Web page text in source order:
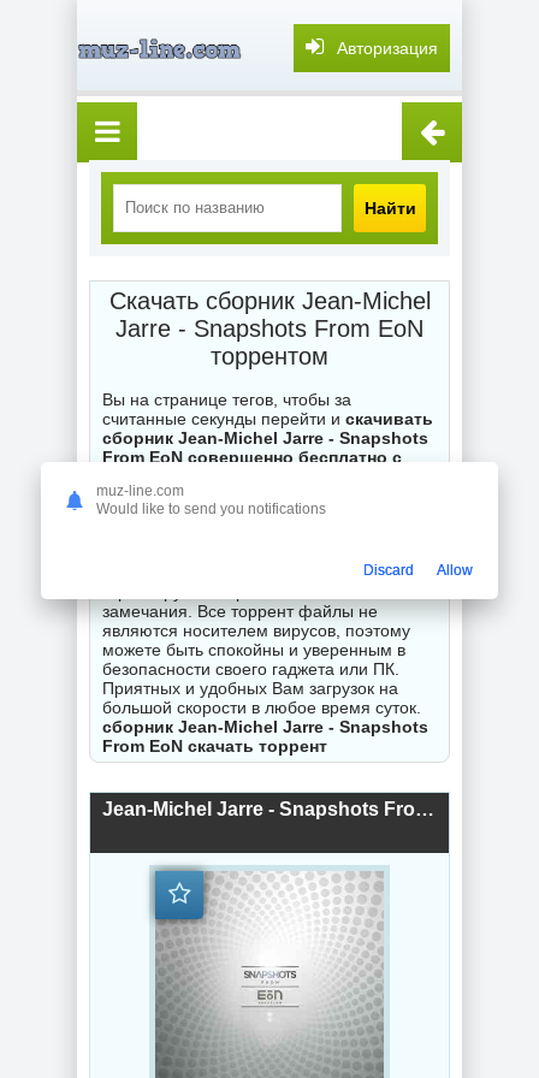
Авторизация
Найти
Скачать сборник Jean-Michel
Jarre - Snapshots From EoN
торрентом
Вы на странице тегов, чтобы за
считанные секунды перейти и скачивать
сборник Jean-Michel Jarre - Snapshots
From EoN совершенно бесплатно с
line.com. Каждый .torrent файл на сайте
ожидает ваших загрузок, при
замечания. Все торрент файлы не
являются носителем вирусов, поэтому
можете быть спокойны и уверенным в
безопасности своего гаджета или ПК.
Приятных и удобных Вам загрузок на
большой скорости в любое время суток.
сборник Jean-Michel Jarre - Snapshots
From EoN скачать торрент
Jean-Michel Jarre - Snapshots From EoN (Limited Edition) (2019) торрент
muz-line.com
Would like to send you notifications
Discard Allow